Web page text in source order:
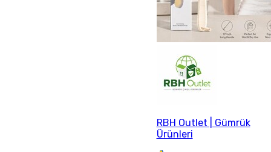
RBH Outlet | Gümrük
Ürünleri